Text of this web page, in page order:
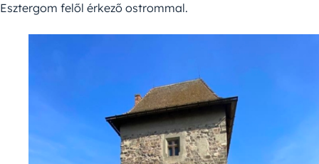
Esztergom felől érkező ostrommal.